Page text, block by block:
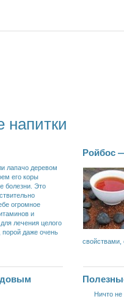
напитки
лапачо деревом
его коры
болезни. Это
огромное
и
лечения целого
порой даже очень
Ройбос
свойствами,
Ничто